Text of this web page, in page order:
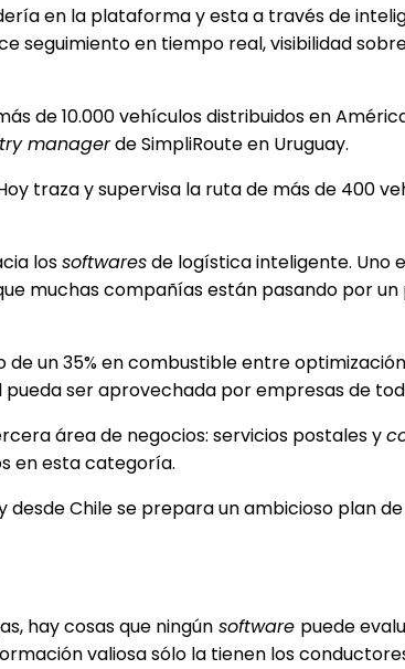
en la plataforma y esta a través de
en tiempo real, visibilidad
de 10.000 vehículos distribuidos en
managerde SimpliRoute en Uruguay.
traza y supervisa la ruta de más de 400
lossoftwaresde logística inteligente. Uno
muchas compañías están pasando por
un 35% en combustible entre
ser aprovechada por empresas de
área de negocios: servicios postales y
en esta categoría.
Chile se prepara un ambicioso plan
hay cosas que ningún software puede
valiosa sólo la tienen los